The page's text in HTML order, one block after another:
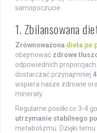
samopoczucie.
1. Zbilansowana
Zrównoważona dieta po
obejmować zdrowe
odpowiednich
dostarczać przynajmniej
wspiera nasze zdrowie
minerały.
Regularne posiłki co 3-4
utrzymanie stabilnego
metabolizmu. Dzięki temu